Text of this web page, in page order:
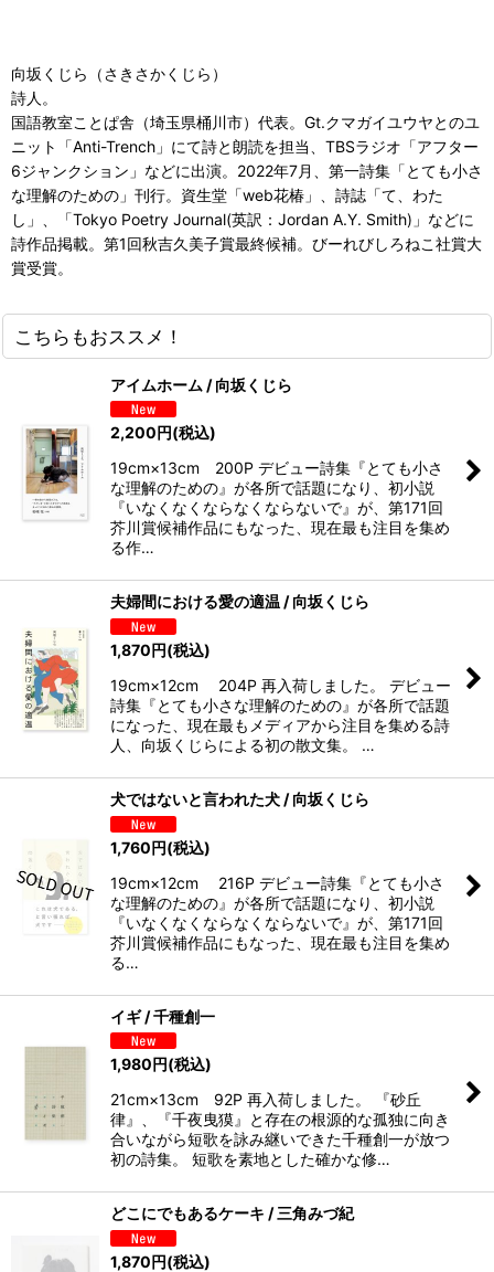
向坂くじら（さきさかくじら）
詩人。
国語教室ことぱ舎（埼玉県桶川市）代表。Gt.クマガイユウヤとのユ
ニット「Anti-Trench」にて詩と朗読を担当、TBSラジオ「アフター
6ジャンクション」などに出演。2022年7月、第一詩集「とても小さ
な理解のための」刊行。資生堂「web花椿」、詩誌「て、わた
し」、「Tokyo Poetry Journal(英訳：Jordan A.Y. Smith)」などに
詩作品掲載。第1回秋吉久美子賞最終候補。びーれびしろねこ社賞大
賞受賞。
こちらもおススメ！
アイムホーム / 向坂くじら
2,200円(税込)
19cm×13cm 200P デビュー詩集『とても小さ
な理解のための』が各所で話題になり、初小説
『いなくなくならなくならないで』が、第171回
芥川賞候補作品にもなった、現在最も注目を集め
る作…
夫婦間における愛の適温 / 向坂くじら
1,870円(税込)
19cm×12cm 204P 再入荷しました。 デビュー
詩集『とても小さな理解のための』が各所で話題
になった、現在最もメディアから注目を集める詩
人、向坂くじらによる初の散文集。 …
犬ではないと言われた犬 / 向坂くじら
1,760円(税込)
19cm×12cm 216P デビュー詩集『とても小さ
な理解のための』が各所で話題になり、初小説
『いなくなくならなくならないで』が、第171回
芥川賞候補作品にもなった、現在最も注目を集め
る…
イギ / 千種創一
1,980円(税込)
21cm×13cm 92P 再入荷しました。 『砂丘
律』、『千夜曳獏』と存在の根源的な孤独に向き
合いながら短歌を詠み継いできた千種創一が放つ
初の詩集。 短歌を素地とした確かな修…
どこにでもあるケーキ / 三角みづ紀
1,870円(税込)